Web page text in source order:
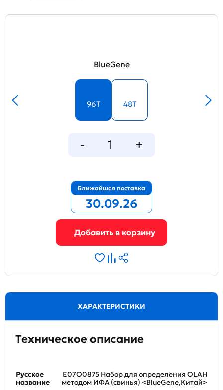
BlueGene
96T 48T
Ближайшая поставка
30.09.26
ХАРАКТЕРИСТИКИ
Техническое описание
Русское
название
E07O0875 Набор для определения OLAH
методом ИФА (свинья) <BlueGene,Китай>